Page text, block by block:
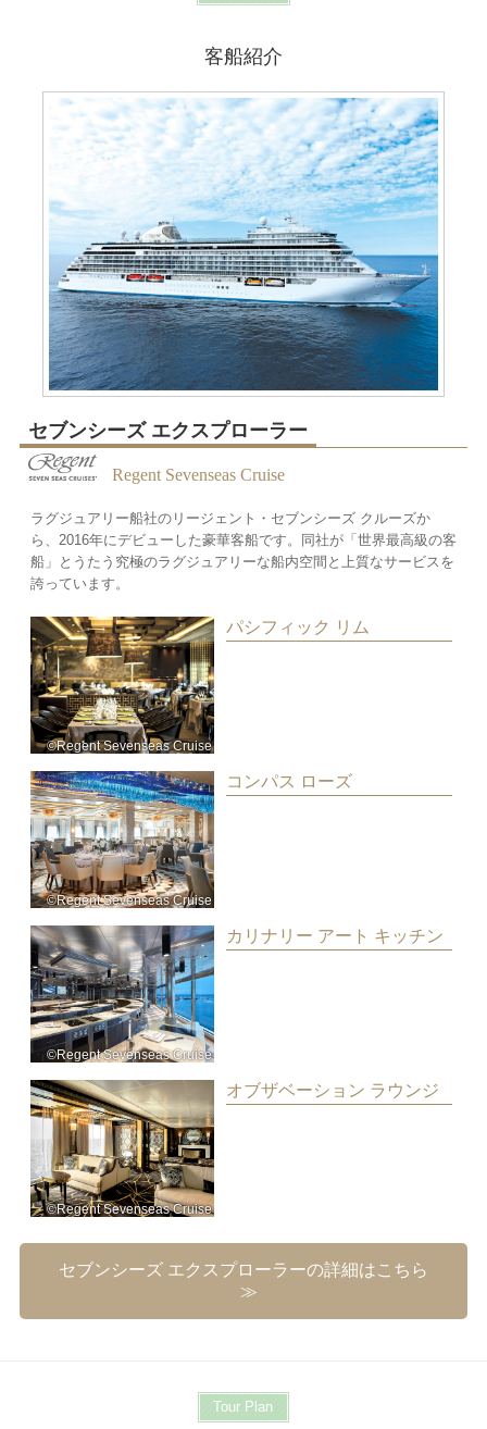
客船紹介
セブンシーズ エクスプローラー
Regent Sevenseas Cruise
ラグジュアリー船社のリージェント・セブンシーズ クルーズか
ら、2016年にデビューした豪華客船です。同社が「世界最高級の客
船」とうたう究極のラグジュアリーな船内空間と上質なサービスを
誇っています。
©Regent Sevenseas Cruise
パシフィック リム
©Regent Sevenseas Cruise
コンパス ローズ
©Regent Sevenseas Cruise
カリナリー アート キッチン
©Regent Sevenseas Cruise
オブザベーション ラウンジ
セブンシーズ エクスプローラーの詳細はこちら
Tour Plan